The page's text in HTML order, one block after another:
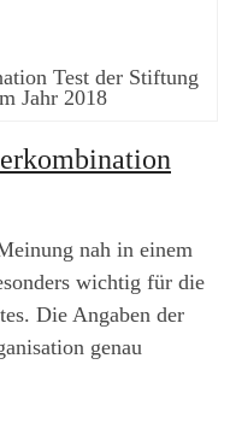
Test der Stiftung
Jahr 2018
nah in einem
wichtig für die
Die Angaben der
genau